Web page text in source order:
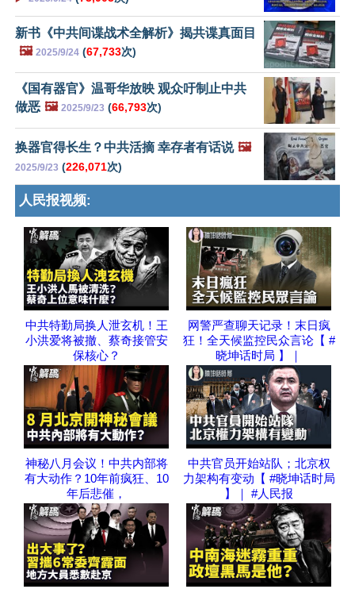
新书《中共间谍战术全解析》揭共谍真面目
🖼️ 2025/9/24 (67,733次)
《国有器官》温哥华放映 观众吁制止中共
做恶 🖼️ 2025/9/23 (66,793次)
换器官得长生？中共活摘 幸存者有话说 🖼️
2025/9/23 (226,071次)
人民报视频:
中共特勤局换人泄玄机！王
小洪爱将被撤、蔡奇接管安
保核心？
网警严查聊天记录！末日疯
狂！全天候监控民众言论【 #
晓坤话时局 】｜
神秘八月会议！中共内部将
有大动作？10年前疯狂、10
年后悲催，
中共官员开始站队；北京权
力架构有变动【 #晓坤话时局
】｜ #人民报